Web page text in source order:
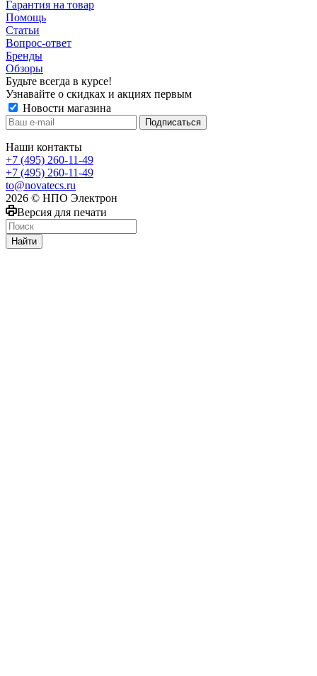
Гарантия на товар
Помощь
Статьи
Вопрос-ответ
Бренды
Обзоры
Будьте всегда в курсе!
Узнавайте о скидках и акциях первым
Новости магазина
Наши контакты
+7 (495) 260-11-49
+7 (495) 260-11-49
to@novatecs.ru
2026 © НПО Электрон
Версия для печати
Найти